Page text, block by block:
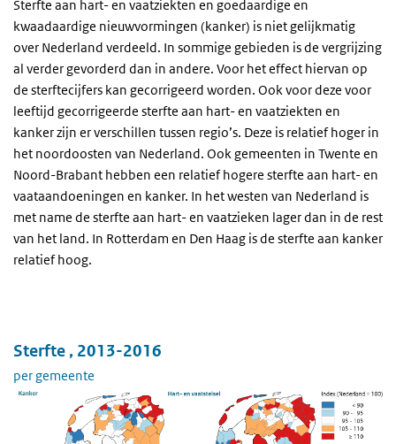
Sterfte aan hart- en vaatziekten en goedaardige en
kwaadaardige nieuwvormingen (kanker) is niet gelijkmatig
over Nederland verdeeld. In sommige gebieden is de vergrijzing
al verder gevorderd dan in andere. Voor het effect hiervan op
de sterftecijfers kan gecorrigeerd worden. Ook voor deze voor
leeftijd gecorrigeerde sterfte aan hart- en vaatziekten en
kanker zijn er verschillen tussen regio’s. Deze is relatief hoger in
het noordoosten van Nederland. Ook gemeenten in Twente en
Noord-Brabant hebben een relatief hogere sterfte aan hart- en
vaataandoeningen en kanker. In het westen van Nederland is
met name de sterfte aan hart- en vaatzieken lager dan in de rest
van het land. In Rotterdam en Den Haag is de sterfte aan kanker
relatief hoog.
Sterfte , 2013-2016
per gemeente